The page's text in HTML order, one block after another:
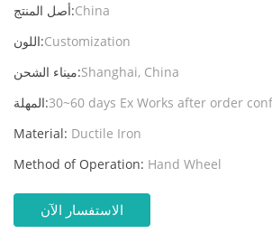
أصل المنتج:China
اللون:Customization
ميناء الشحن:Shanghai, China
المهلة:30~60 days Ex Works after order
Material: Ductile Iron
Method of Operation: Hand Wheel
الاستفسار الآن